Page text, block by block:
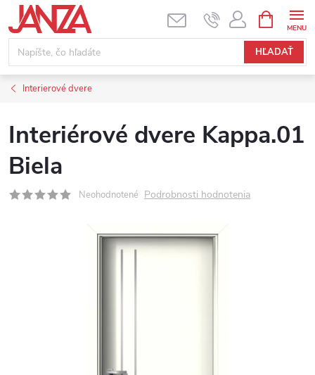
Prejsť na obsah
HĽADAŤ
Interierové dvere
Interiérové dvere Kappa.01
Biela
Neohodnotené Podrobnosti hodnotenia